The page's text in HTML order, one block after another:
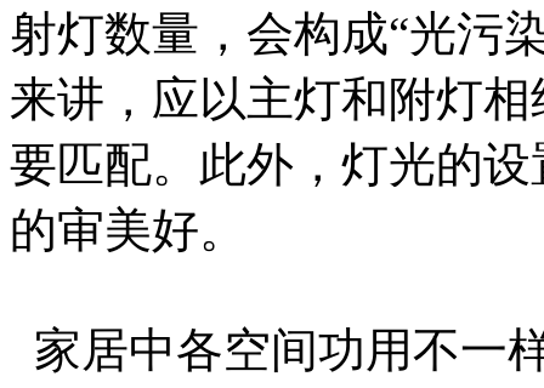
射灯数量，会构成“光污
来讲，应以主灯和附灯
要匹配。此外，灯光的
的审美好。
家居中各空间功用不一